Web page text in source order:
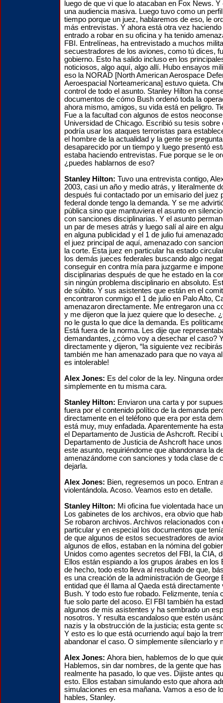
luego de que vi que lo atacaban en Fox News.
una audiencia masiva. Luego tuvo como un
tiempo porque un juez, hablaremos de eso, le
más entrevistas. Y ahora está otra vez
entrado a robar en su oficina y ha tenido
FBI. Entrelíneas, ha entrevistado a muchos
secuestradores de los aviones, como tú dices,
gobierno. Esto ha salido incluso en los
noticiosos, algo aquí, algo allí. Hubo ensayos
eso la NORAD [North American Aerospace
Aeroespacial Norteamericana] estuvo quieta.
control de todo el asunto. Stanley Hilton ha
documentos de cómo Bush ordenó toda la
ahora mismo, amigos, su vida está en peligro.
Fue a la facultad con algunos de estos
Universidad de Chicago. Escribió su tesis sobre
podría usar los ataques terroristas para
el hombre de la actualidad y la gente se
desaparecido por un tiempo y luego presentó
estaba haciendo entrevistas. Fue porque se le
¿puedes hablarnos de eso?
Stanley Hilton: Tuvo una entrevista contigo,
2003, casi un año y medio atrás, y literalmente
después fui contactado por un emisario del juez
federal donde tengo la demanda. Y se me
pública sino que mantuviera el asunto en
con sanciones disciplinarias. Y el asunto
un par de meses atrás y luego salí al aire en
en alguna publicidad y el 1 de julio fui
el juez principal de aquí, amenazado con
la corte. Esta juez en particular ha estado
los demás jueces federales buscando algo
conseguir en contra mía para juzgarme e
disciplinarias después de que he estado en la
sin ningún problema disciplinario en absoluto.
de súbito. Y sus asistentes que están en el
encontraron conmigo el 1 de julio en Palo Alto,
amenazaron directamente. Me entregaron una
y me dijeron que la juez quiere que lo deseche.
no le gusta lo que dice la demanda. Es
Está fuera de la norma. Les dije que
demandantes, ¿cómo voy a desechar el caso?
directamente y dijeron, “la siguiente vez
también me han amenazado para que no vaya
es intolerable!
Alex Jones: Es del color de la ley. Ninguna
simplemente en tu misma cara.
Stanley Hilton: Enviaron una carta y por
fuera por el contenido político de la demanda
directamente en el teléfono que era por esta
está muy, muy enfadada. Aparentemente ha
el Departamento de Justicia de Ashcroft. Recibí
Departamento de Justicia de Ashcroft hace
este asunto, requiriéndome que abandonara la
amenazándome con sanciones y toda clase de
dejarla.
Alex Jones: Bien, regresemos un poco. Entran
violentándola. Acoso. Veamos esto en detalle.
Stanley Hilton: Mi oficina fue violentada hace
Los gabinetes de los archivos, era obvio que
Se robaron archivos. Archivos relacionados con
particular y en especial los documentos que
de que algunos de estos secuestradores de
algunos de ellos, estaban en la nómina del
Unidos como agentes secretos del FBI, la CIA,
Ellos están espiando a los grupos árabes en los
de hecho, todo esto lleva al resultado de que,
es una creación de la administración de George
entidad que él llama al Qaeda está
Bush. Y todo esto fue robado. Felizmente, tenía
fue solo parte del acoso. El FBI también ha
algunos de mis asistentes y ha sembrado un
nosotros. Y resulta escandaloso que estén
nazis y la obstrucción de la justicia; esta gente
Y esto es lo que está ocurriendo aquí bajo la
abandonar el caso. O simplemente silenciarlo y
Alex Jones: Ahora bien, hablemos de lo que
Hablemos, sin dar nombres, de la gente que
realmente ha pasado, lo que ves. Dijiste antes
esto. Ellos estaban simulando esto que ahora
simulaciones en esa mañana. Vamos a eso de
hables, Stanley.